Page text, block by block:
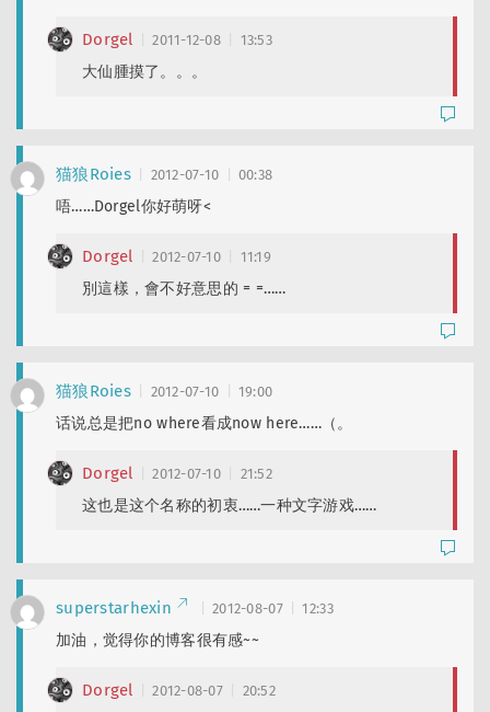
Dorgel 2011-12-08 13:53
大仙腫摸了。。。
猫狼Roies 2012-07-10 00:38
唔……Dorgel你好萌呀<
Dorgel 2012-07-10 11:19
別這樣，會不好意思的 = =……
猫狼Roies 2012-07-10 19:00
话说总是把no where看成now here……（。
Dorgel 2012-07-10 21:52
这也是这个名称的初衷……一种文字游戏……
superstarhexin 2012-08-07 12:33
加油，觉得你的博客很有感~~
Dorgel 2012-08-07 20:52